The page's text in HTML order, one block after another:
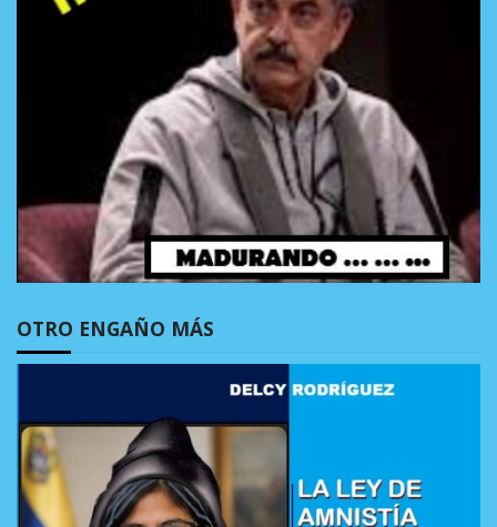
OTRO ENGAÑO MÁS